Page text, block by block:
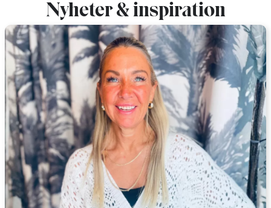
Nyheter & inspiration